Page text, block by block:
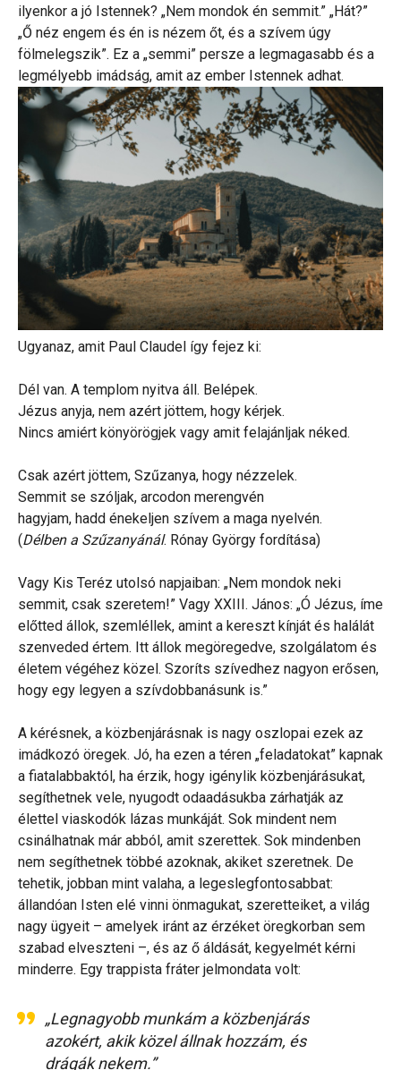
ilyenkor a jó Istennek? „Nem mondok én semmit.” „Hát?”
„Ő néz engem és én is nézem őt, és a szívem úgy
fölmelegszik”. Ez a „semmi” persze a legmagasabb és a
legmélyebb imádság, amit az ember Istennek adhat.
Ugyanaz, amit Paul Claudel így fejez ki:
Dél van. A templom nyitva áll. Belépek.
Jézus anyja, nem azért jöttem, hogy kérjek.
Nincs amiért könyörögjek vagy amit felajánljak néked.
Csak azért jöttem, Szűzanya, hogy nézzelek.
Semmit se szóljak, arcodon merengvén
hagyjam, hadd énekeljen szívem a maga nyelvén.
(Délben a Szűzanyánál. Rónay György fordítása)
Vagy Kis Teréz utolsó napjaiban: „Nem mondok neki
semmit, csak szeretem!” Vagy XXIII. János: „Ó Jézus, íme
előtted állok, szemléllek, amint a kereszt kínját és halálát
szenveded értem. Itt állok megöregedve, szolgálatom és
életem végéhez közel. Szoríts szívedhez nagyon erősen,
hogy egy legyen a szívdobbanásunk is.”
A kérésnek, a közbenjárásnak is nagy oszlopai ezek az
imádkozó öregek. Jó, ha ezen a téren „feladatokat” kapnak
a fiatalabbaktól, ha érzik, hogy igénylik közbenjárásukat,
segíthetnek vele, nyugodt odaadásukba zárhatják az
élettel viaskodók lázas munkáját. Sok mindent nem
csinálhatnak már abból, amit szerettek. Sok mindenben
nem segíthetnek többé azoknak, akiket szeretnek. De
tehetik, jobban mint valaha, a legeslegfontosabbat:
állandóan Isten elé vinni önmagukat, szeretteiket, a világ
nagy ügyeit – amelyek iránt az érzéket öregkorban sem
szabad elveszteni –, és az ő áldását, kegyelmét kérni
minderre. Egy trappista fráter jelmondata volt:
„Legnagyobb munkám a közbenjárás
azokért, akik közel állnak hozzám, és
drágák nekem.”